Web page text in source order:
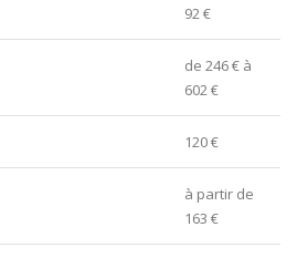
92 €
de 246 € à
602 €
120 €
à partir de
163 €